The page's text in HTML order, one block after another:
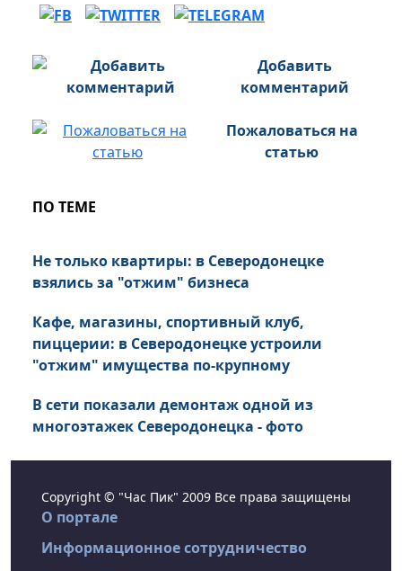
Добавить
комментарий
Пожаловаться на
статью
ПО ТЕМЕ
Не только квартиры: в Северодонецке
взялись за "отжим" бизнеса
Кафе, магазины, спортивный клуб,
пиццерии: в Северодонецке устроили
"отжим" имущества по-крупному
В сети показали демонтаж одной из
многоэтажек Северодонецка - фото
Copyright © "Час Пик" 2009 Все права защищены
О портале
Информационное сотрудничество